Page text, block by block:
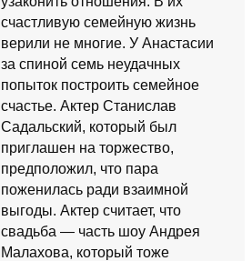
счастливую семейную жизнь
верили не многие. У Анастасии
за спиной семь неудачных
попыток построить семейное
счастье. Актер Станислав
Садальский, который был
приглашен на торжество,
предположил, что пара
поженилась ради взаимной
выгоды. Актер считает, что
свадьба — часть шоу Андрея
Малахова, который тоже